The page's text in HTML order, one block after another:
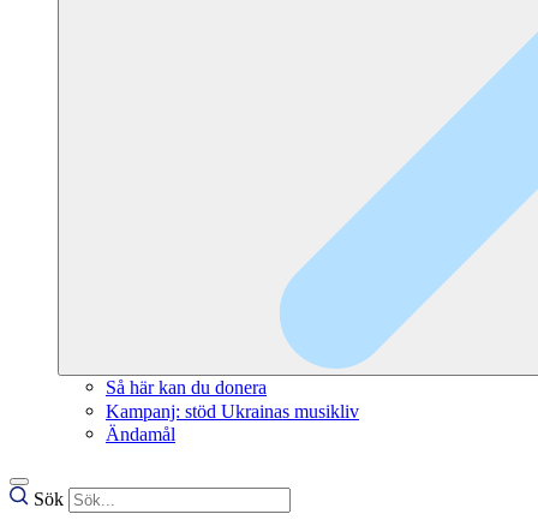
Så här kan du donera
Kampanj: stöd Ukrainas musikliv
Ändamål
Sök